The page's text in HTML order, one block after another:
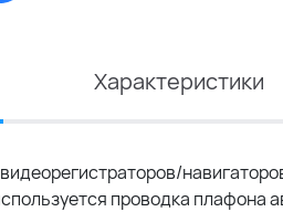
Характеристики
проводка плафона